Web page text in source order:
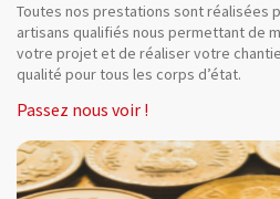
Toutes nos prestations sont réalisées
artisans qualifiés nous permettant de
votre projet et de réaliser votre
qualité pour tous les corps d’état.
Passez nous voir !